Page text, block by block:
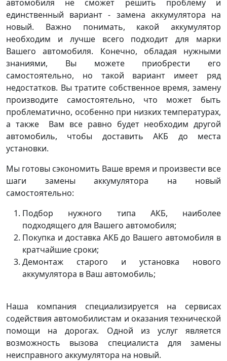
автомобиля не сможет решить проблему и
единственный вариант - замена аккумулятора на
новый. Важно понимать, какой аккумулятор
необходим и лучше всего подходит для марки
Вашего автомобиля. Конечно, обладая нужными
знаниями, Вы можете приобрести его
самостоятельно, но такой вариант имеет ряд
недостатков. Вы тратите собственное время, замену
производите самостоятельно, что может быть
проблематично, особенно при низких температурах,
а также Вам все равно будет необходим другой
автомобиль, чтобы доставить АКБ до места
установки.
Мы готовы сэкономить Ваше время и произвести все
шаги замены аккумулятора на новый
самостоятельно:
Подбор нужного типа АКБ, наиболее
подходящего для Вашего автомобиля;
Покупка и доставка АКБ до Вашего автомобиля в
кратчайшие сроки;
Демонтаж старого и установка нового
аккумулятора в Ваш автомобиль;
Наша компания специализируется на сервисах
содействия автомобилистам и оказания технической
помощи на дорогах. Одной из услуг является
возможность вызова специалиста для замены
неисправного аккумулятора на новый.